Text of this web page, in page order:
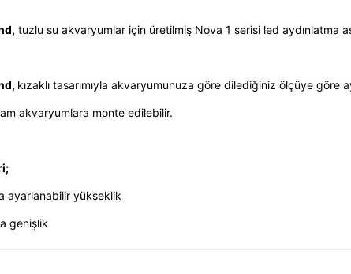
tuzlu su akvaryumlar için üretilmiş Nova 1 serisi led aydınlatma
kızaklı tasarımıyla akvaryumunuza göre dilediğiniz ölçüye göre
akvaryumlara monte edilebilir.
ayarlanabilir yükseklik
genişlik